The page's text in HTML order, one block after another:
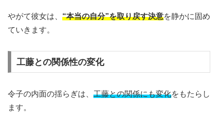
やがて彼女は、 “本当の自分”を取り戻す決意を静かに固め
ていきます。
工藤との関係性の変化
令子の内面の揺らぎは、 工藤との関係にも変化をもたらし
ます。